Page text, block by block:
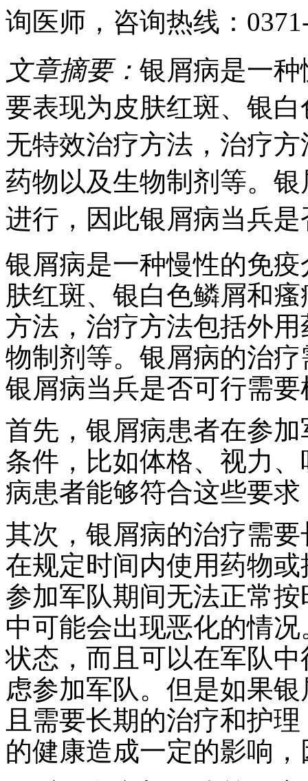
询医师 ，咨询热线：
文章摘要： 银屑病是一
要表现为皮肤红斑、银
无特效治疗方法，治疗
药物以及生物制剂等。
进行，因此银屑病当兵
银屑病是一种慢性的免
肤红斑、银白色鳞屑和
方法，治疗方法包括外
物制剂等。银屑病的治
银屑病当兵是否可行需
首先，银屑病患者在参
条件，比如体格、视力
病患者能够符合这些要
其次，银屑病的治疗需
在规定时间内使用药物
参加军队期间无法正常
中可能会出现恶化的情
状态，而且可以在军队
虑参加军队。但是如果
且需要长期的治疗和护
的健康造成一定的影响